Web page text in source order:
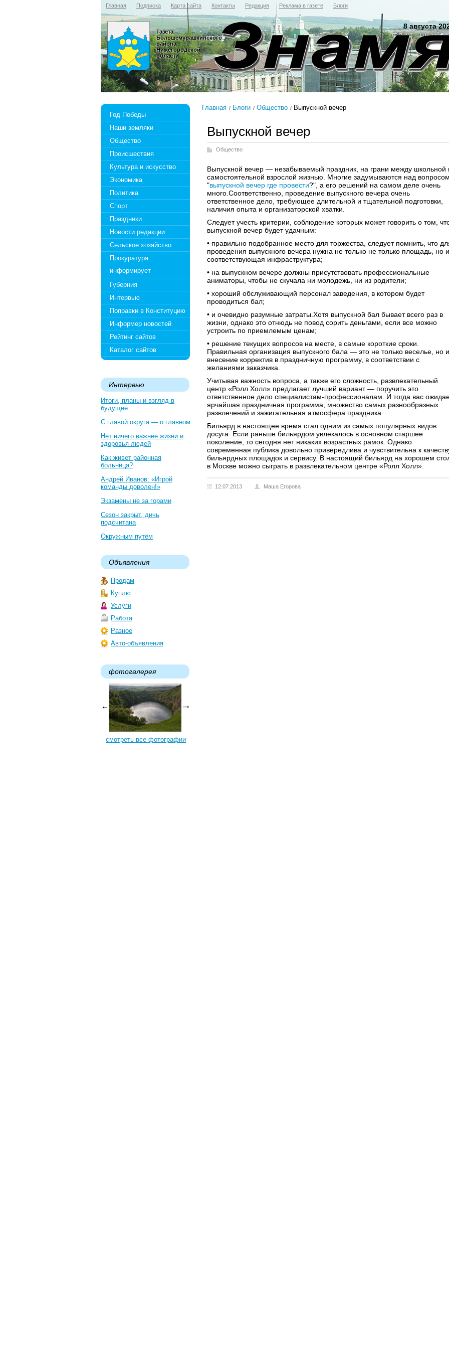
Главная Подписка Карта сайта Контакты Редакция Реклама в газете Блоги
8 августа
Газета
Большемурашкинского
района
Нижегородской
области
Год Победы
Наши земляки
Общество
Происшествия
Культура и искусство
Экономика
Политика
Спорт
Праздники
Новости редакции
Сельское хозяйство
Прокуратура
информирует
Губерния
Интервью
Поправки в Конституцию
Информер новостей
Рейтинг сайтов
Каталог сайтов
Интервью
Итоги, планы и взгляд в
будущее
С главой округа — о главном
Нет ничего важнее жизни и
здоровья людей
Как живет районная
больница?
Андрей Иванов: «Игрой
команды доволен!»
Экзамены не за горами
Сезон закрыт, дичь
подсчитана
Окружным путём
Объявления
Продам
Куплю
Услуги
Работа
Разное
Авто-объявления
фотогалерея
смотреть все фотографии
Главная Блоги Общество Выпускной вечер
Выпускной вечер
Общество
Выпускной вечер — незабываемый праздник, на грани между школьной
самостоятельной взрослой жизнью. Многие задумываются над
"выпускной вечер где провести?", а его решений на самом деле очень
много.Соответственно, проведение выпускного вечера очень
ответственное дело, требующее длительной и тщательной подготовки,
наличия опыта и организаторской хватки.
Следует учесть критерии, соблюдение которых может говорить о том,
выпускной вечер будет удачным:
• правильно подобранное место для торжества, следует помнить, что
проведения выпускного вечера нужна не только не только площадь, но и
соответствующая инфраструктура;
• на выпускном вечере должны присутствовать профессиональные
аниматоры, чтобы не скучала ни молодежь, ни из родители;
• хороший обслуживающий персонал заведения, в котором будет
проводиться бал;
• и очевидно разумные затраты.Хотя выпускной бал бывает всего раз в
жизни, однако это отнюдь не повод сорить деньгами, если все можно
устроить по приемлемым ценам;
• решение текущих вопросов на месте, в самые короткие сроки.
Правильная организация выпускного бала — это не только веселье, но и
внесение корректив в праздничную программу, в соответствии с
желаниями заказчика.
Учитывая важность вопроса, а также его сложность, развлекательный
центр «Ролл Холл» предлагает лучший вариант — поручить это
ответственное дело специалистам-профессионалам. И тогда вас
ярчайшая праздничная программа, множество самых разнообразных
развлечений и зажигательная атмосфера праздника.
Бильярд в настоящее время стал одним из самых популярных видов
досуга. Если раньше бильярдом увлекалось в основном старшее
поколение, то сегодня нет никаких возрастных рамок. Однако
современная публика довольно привередлива и чувствительна к
бильярдных площадок и сервису. В настоящий бильярд на хорошем
в Москве можно сыграть в развлекательном центре «Ролл Холл».
12.07.2013 Маша Егорова